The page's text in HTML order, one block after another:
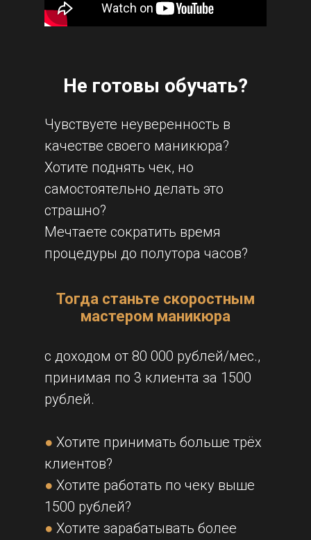
с доходом от 80 000 рублей/мес.,
принимая по 3 клиента за 1500
рублей.
● Хотите принимать больше трёх
клиентов?
● Хотите работать по чеку выше
1500 рублей?
● Хотите зарабатывать более
Не готовы обучать?
Тогда станьте скоростным
мастером маникюра
Чувствуете неуверенность в
качестве своего маникюра?
Хотите поднять чек, но
самостоятельно делать это
страшно?
Мечтаете сократить время
процедуры до полутора часов?